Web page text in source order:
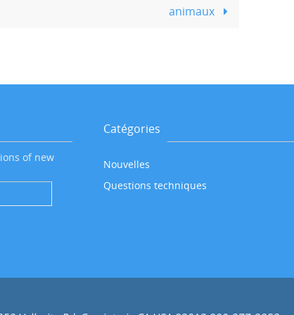
animaux
of new
Catégories
Nouvelles
Questions techniques